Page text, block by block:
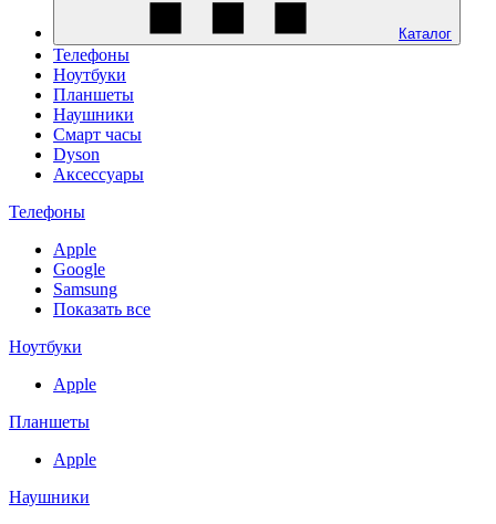
Каталог
Телефоны
Ноутбуки
Планшеты
Наушники
Смарт часы
Dyson
Аксессуары
Телефоны
Apple
Google
Samsung
Показать все
Ноутбуки
Apple
Планшеты
Apple
Наушники